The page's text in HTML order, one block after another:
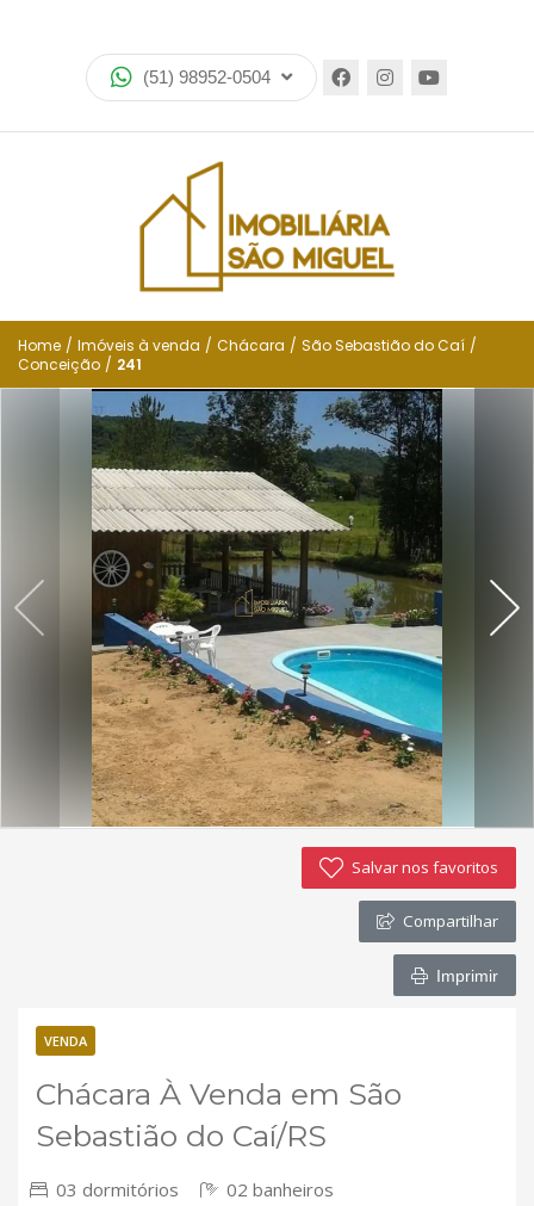
(51) 98952-0504
Imóveis
Encomende seu imóvel
Financiamento
Negocie seu imóvel
Simulador de financiamento
Negocie seu imóvel
Imóveis favoritos
Contato
Home / Imóveis à venda / Chácara / São Sebastião do Caí /
Conceição / 241
Salvar nos favoritos
Compartilhar
Imprimir
VENDA
Chácara À Venda em São
Sebastião do Caí/RS
03 dormitórios
02 banheiros